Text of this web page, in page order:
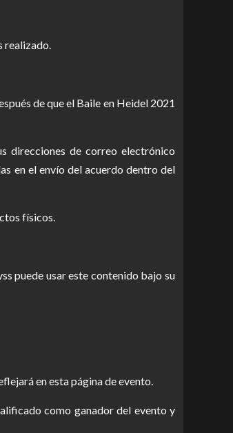
realizado.
de que el Baile en Heidel 2021
direcciones de correo electrónico
en el envío del acuerdo dentro del
físicos.
puede usar este contenido bajo su
en esta página de evento.
como ganador del evento y